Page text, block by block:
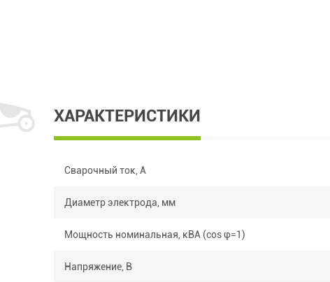
ХАРАКТЕРИСТИКИ
Сварочный ток, А
Диаметр электрода, мм
Мощность номинальная, кВА (cos φ=1)
Напряжение, В